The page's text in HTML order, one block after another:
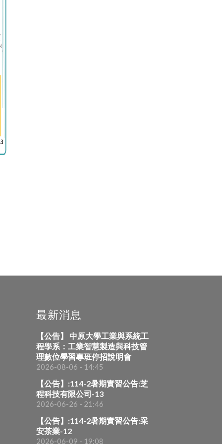
最新消息
【公告】 中原大學工業與系統工
程學系：工業智慧製造與科技管
理數位學習專班停招說明會
2026-08-06 - 14:45
【公告】:114-2暑期實習公告:芝
程科技有限公司-13
2026-06-26 - 21:46
【公告】:114-2暑期實習公告:采
安茶業-12
2026-06-09 - 19:08